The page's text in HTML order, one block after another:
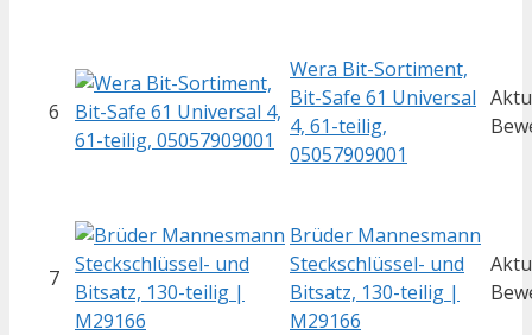
6
Wera Bit-Sortiment,
Bit-Safe 61 Universal
4, 61-teilig,
05057909001
7
Brüder Mannesmann
Steckschlüssel- und
Bitsatz, 130-teilig |
M29166